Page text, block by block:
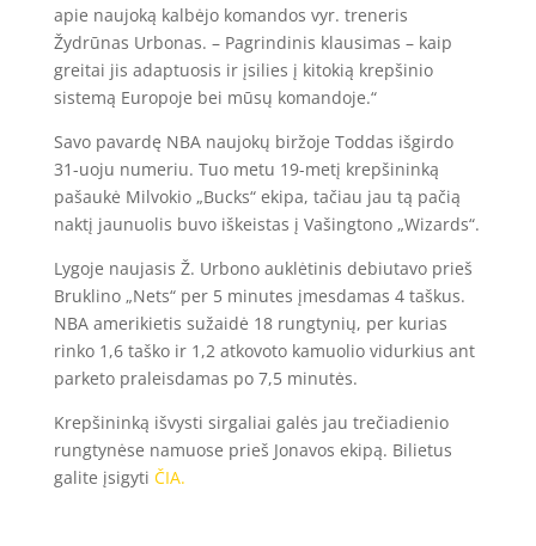
apie naujoką kalbėjo komandos vyr. treneris
Žydrūnas Urbonas. – Pagrindinis klausimas – kaip
greitai jis adaptuosis ir įsilies į kitokią krepšinio
sistemą Europoje bei mūsų komandoje.“
Savo pavardę NBA naujokų biržoje Toddas išgirdo
31-uoju numeriu. Tuo metu 19-metį krepšininką
pašaukė Milvokio „Bucks“ ekipa, tačiau jau tą pačią
naktį jaunuolis buvo iškeistas į Vašingtono „Wizards“.
Lygoje naujasis Ž. Urbono auklėtinis debiutavo prieš
Bruklino „Nets“ per 5 minutes įmesdamas 4 taškus.
NBA amerikietis sužaidė 18 rungtynių, per kurias
rinko 1,6 taško ir 1,2 atkovoto kamuolio vidurkius ant
parketo praleisdamas po 7,5 minutės.
Krepšininką išvysti sirgaliai galės jau trečiadienio
rungtynėse namuose prieš Jonavos ekipą. Bilietus
galite įsigyti ČIA.